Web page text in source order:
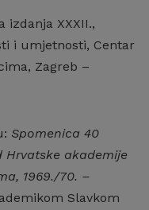
izdanja XXXII.,
i umjetnosti, Centar
Zagreb –
Spomenica 40
Hrvatske akademije
1969./70. –
Slavkom